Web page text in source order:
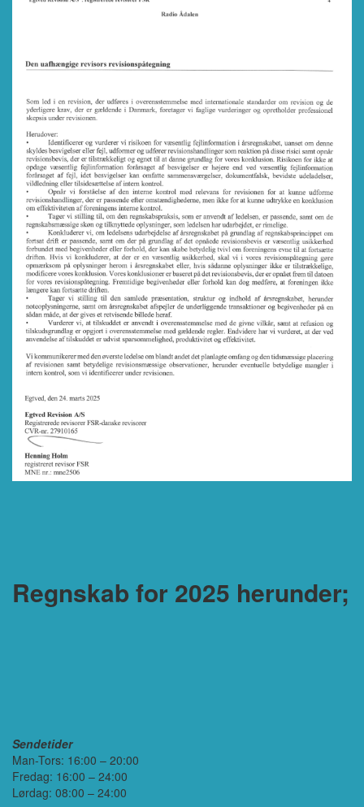
Regnskab for 2025 herunder;
Sendetider
Man-Tors: 16:00 – 20:00
Fredag: 16:00 – 24:00
Lørdag: 08:00 – 24:00